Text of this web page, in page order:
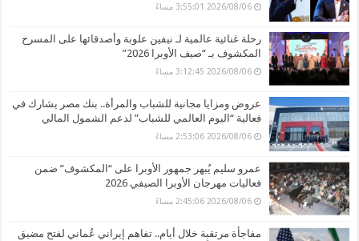
2026/08/06 3:55:01 مساءً
رحلة غنائية عالمية لـ نيفين علوبة وأصدقائها على المسرح
المكشوف بـ “صيف الأوبرا 2026”
2026/08/06 3:12:45 مساءً
عروض ومزايا مجانية للشباب والمرأة.. بنك مصر يشارك في
فعالية “اليوم العالمي للشباب” لدعم الشمول المالي
2026/08/06 2:53:06 مساءً
عمرو سليم يُبهر جمهور الأوبرا على “المكشوف” ضمن
فعاليات مهرجان الأوبرا الصيفي 2026
2026/08/06 2:45:06 مساءً
مفاجأة مرتقبة خلال أيام.. تفاهم إيراني عُماني لفتح مضيق